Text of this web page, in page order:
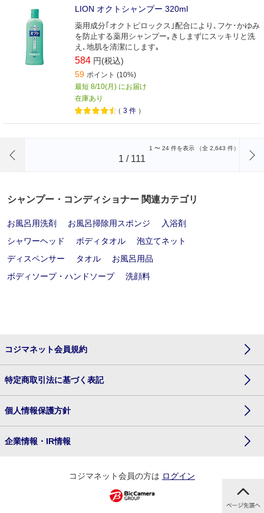
LION オクトシャンプー 320ml
薬用成分｢オクトピロックス｣配合により､フケ･かゆみ
を防止する薬用シャンプー｡きしまずにスッキリと洗
え､地肌を清潔にします｡
584 円(税込)
59 ポイント (10%)
最短 8/10(月) にお届け
在庫あり
（ 3 件 ）
1 〜 24 件を表示 （全 2,643 件）
1 / 111
シャンプー・コンディショナー 関連カテゴリ
お風呂用洗剤 お風呂掃除用スポンジ
入浴剤
シャワーヘッド
ボディタオル
泡立てネット
ディスペンサー
タオル
お風呂用品
ボディソープ・ハンドソープ
洗顔料
コジマネット会員規約
特定商取引法に基づく表記
個人情報保護方針
企業情報・IR情報
コジマネット会員の方は ログイン